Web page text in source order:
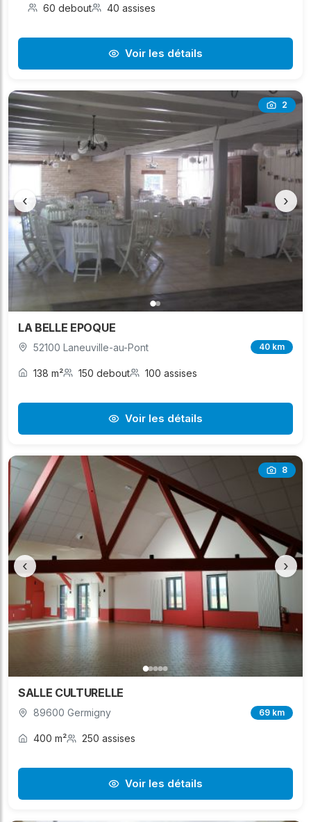
60 debout 40 assises
Voir les détails
2
‹ ›
LA BELLE EPOQUE
52100 Laneuville-au-Pont 40 km
138 m² 150 debout 100 assises
Voir les détails
8
‹ ›
SALLE CULTURELLE
89600 Germigny 69 km
400 m² 250 assises
Voir les détails